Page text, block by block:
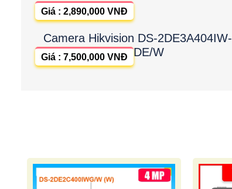
Giá : 2,890,000 VNĐ
Camera Hikvision DS-2DE3A404IW-
DE/W
Giá : 7,500,000 VNĐ